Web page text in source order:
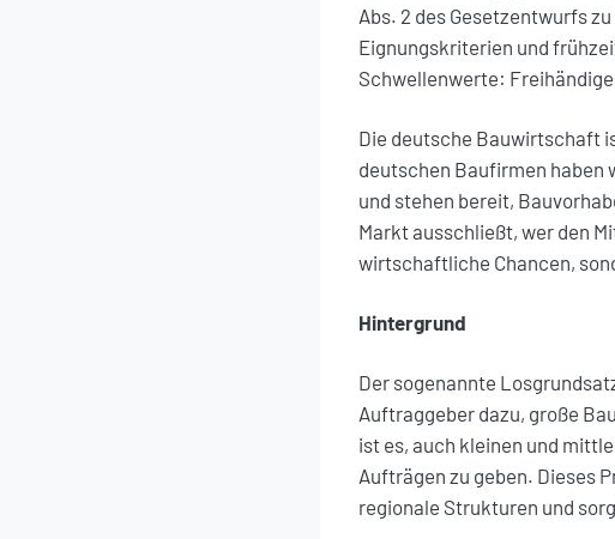
Abs. 2 des Gesetzentwurfs
Eignungskriterien und
Schwellenwerte:
Die deutsche Bauwirtschaft
deutschen Baufirmen haben
und stehen bereit,
Markt ausschließt, wer den
wirtschaftliche Chancen,
Hintergrund
Der sogenannte
Auftraggeber dazu, große
ist es, auch kleinen und
Aufträgen zu geben. Dieses
regionale Strukturen und